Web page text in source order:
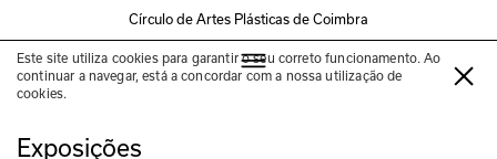
Círculo de Artes Plásticas de Coimbra
Este site utiliza cookies para garantir o seu correto funcionamento. Ao
continuar a navegar, está a concordar com a nossa utilização de
cookies.
Teresa Luzio Morais
Exposições